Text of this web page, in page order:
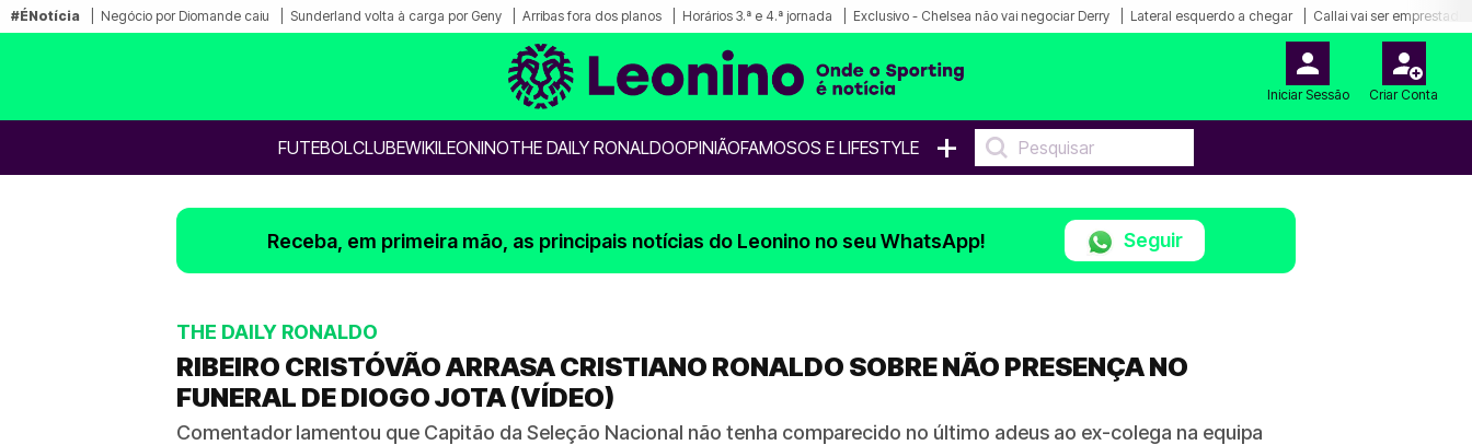
#ÉNotícia Negócio por Diomande caiu Sunderland volta à carga por Geny Arribas fora dos planos Horários 3.ª e 4.ª jornada Exclusivo - Chelsea não vai negociar Derry Lateral esquerdo a chegar Callai vai ser emprestado
Iniciar Sessão Criar Conta
FUTEBOLCLUBEWIKILEONINOTHE DAILY RONALDOOPINIÃOFAMOSOS E LIFESTYLE +
Receba, em primeira mão, as principais notícias do Leonino no seu WhatsApp! Seguir
THE DAILY RONALDO
RIBEIRO CRISTÓVÃO ARRASA CRISTIANO RONALDO SOBRE NÃO PRESENÇA NO
FUNERAL DE DIOGO JOTA (VÍDEO)
Comentador lamentou que Capitão da Seleção Nacional não tenha comparecido no último adeus ao ex-colega na equipa